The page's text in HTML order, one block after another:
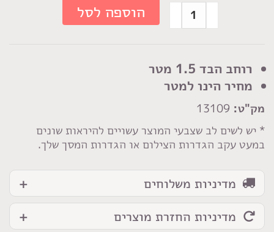
רוחב הבד 1.5 מטר
מחיר הינו למטר
מק"ט:
* יש לשים לב שצבעי המוצר עשויים להיראות שונים
במעט עקב הגדרות הצילום או הגדרות המסך שלך.
כמות
של
ניילון
פסים
לבן
הוספה לסל
מדיניות משלוחים
מדיניות החזרת מוצרים